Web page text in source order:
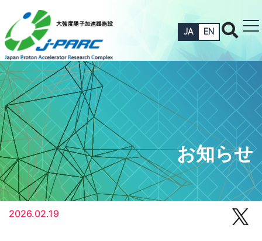
JA EN
お知らせ
2026.02.19